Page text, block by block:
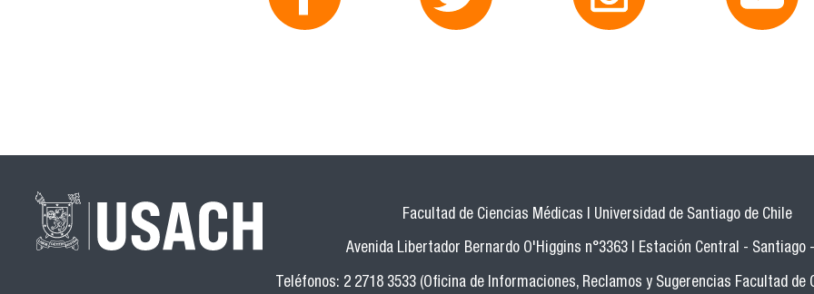
Facultad de Ciencias Médicas | Universidad de Santiago de Chile
Avenida Libertador Bernardo O'Higgins n°3363 | Estación Central - Santiago
Teléfonos: 2 2718 3533 (Oficina de Informaciones, Reclamos y Sugerencias Facultad de